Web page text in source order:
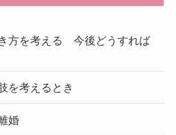
方を考える 今後どうすれば
を考えるとき
婚